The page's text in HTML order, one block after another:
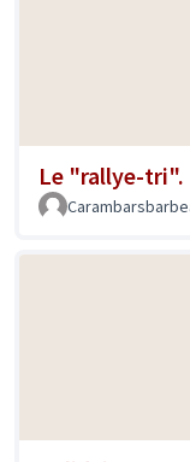
Le "rallye-tri".